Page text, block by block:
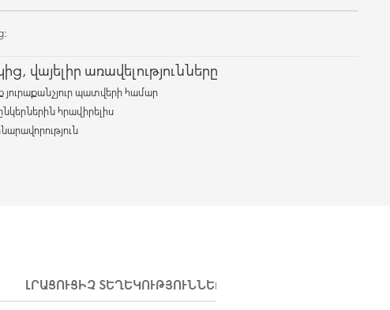
վայելիր առավելությունները
յուրաքանչյուր պատվերի համար
հրավիրելիս
ԼՐԱՑՈՒՑԻՉ ՏԵՂԵԿՈՒԹՅՈՒՆՆԵՐ